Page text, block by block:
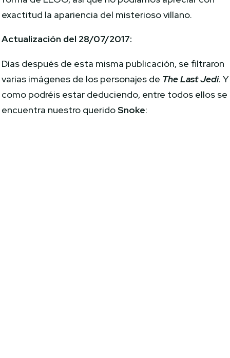
exactitud la apariencia del misterioso villano.
Actualización del 28/07/2017:
Días después de esta misma publicación, se filtraron
varias imágenes de los personajes de The Last Jedi. Y
como podréis estar deduciendo, entre todos ellos se
encuentra nuestro queridoSnoke: